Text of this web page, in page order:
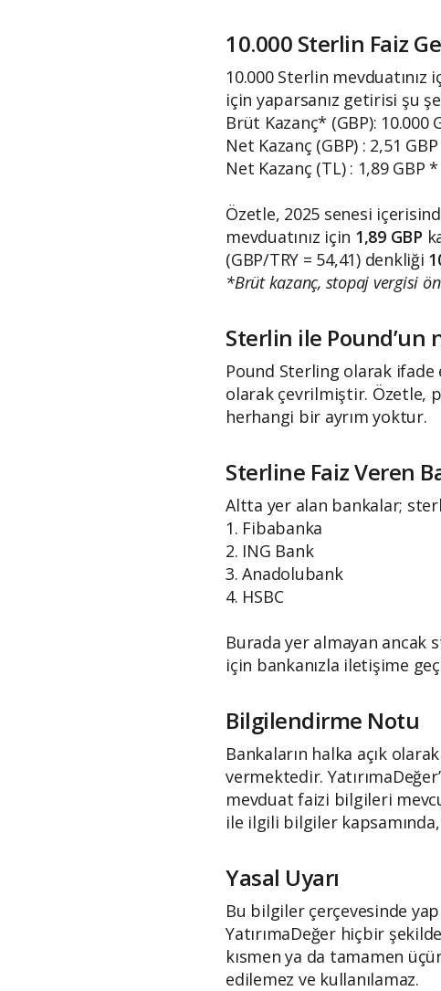
10.000 Sterlin Faiz
10.000 Sterlin mevduatınız
için yaparsanız getirisi şu
Brüt Kazanç* (GBP): 10.000
Net Kazanç (GBP) : 2,51
Net Kazanç (TL) : 1,89 GBP
Özetle, 2025 senesi
mevduatınız için 1,89 GBP
(GBP/TRY = 54,41) denkliği
*Brüt kazanç, stopaj vergisi
Sterlin ile Pound’un
Pound Sterling olarak ifade
olarak çevrilmiştir. Özetle,
herhangi bir ayrım yoktur.
Sterline Faiz Veren
Altta yer alan bankalar;
1. Fibabanka
2. ING Bank
3. Anadolubank
4. HSBC
Burada yer almayan ancak
için bankanızla iletişime
Bilgilendirme Notu
Bankaların halka açık
vermektedir.
mevduat faizi bilgileri
ile ilgili bilgiler
Yasal Uyarı
Bu bilgiler çerçevesinde
YatırımaDeğer hiçbir
kısmen ya da tamamen
edilemez ve kullanılamaz.